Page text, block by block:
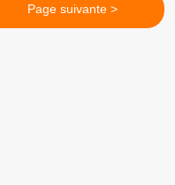
Page suivante >